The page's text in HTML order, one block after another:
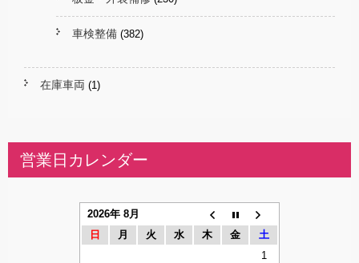
車検整備 (382)
在庫車両 (1)
営業日カレンダー
2026年 8月
日
月 火 水 木 金
土
1